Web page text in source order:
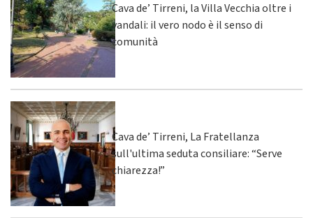
Cava de’ Tirreni, la Villa Vecchia oltre i
vandali: il vero nodo è il senso di
comunità
Cava de’ Tirreni, La Fratellanza
sull'ultima seduta consiliare: “Serve
chiarezza!”